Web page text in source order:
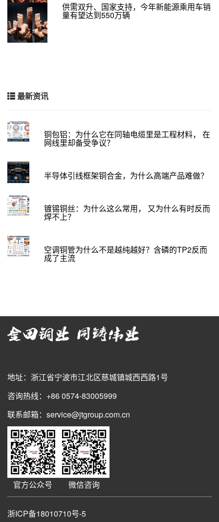
供需双升、国家支持，今年新能源乘用车销
量有望达到550万辆
最新资讯
铜包铝：为什么它在同轴电缆里是工程材料， 在
网线里却备受争议？
半导体引线框架铜合金，为什么高端产品难做？
镀锡铜丝：为什么这么常用， 又为什么有时反而
焊不上？
空调铜管为什么不是越纯越好？含磷的TP2反而
成了主流
地址：浙江省宁波市江北区慈城镇城西西路1号
咨询热线：+86 0574-83005999
联系邮箱：service@jtgroup.com.cn
官方公众号 微信咨询
浙ICP备18010710号-5